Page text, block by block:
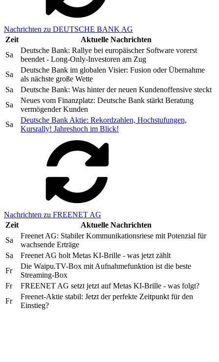
Nachrichten zu DEUTSCHE BANK AG
Zeit
Aktuelle Nachrichten
Sa
Deutsche Bank: Rallye bei europäischer Software vorerst
beendet - Long-Only-Investoren am Zug
Sa
Deutsche Bank im globalen Visier: Fusion oder Übernahme
als nächste große Wette
Sa
Deutsche Bank: Was hinter der neuen Kundenoffensive steckt
Sa
Neues vom Finanzplatz: Deutsche Bank stärkt Beratung
vermögender Kunden
Sa
Deutsche Bank Aktie: Rekordzahlen, Hochstufungen,
Kursrally! Jahreshoch im Blick!
Nachrichten zu FREENET AG
Zeit
Aktuelle Nachrichten
Sa
Freenet AG: Stabiler Kommunikationsriese mit Potenzial für
wachsende Erträge
Sa
Freenet AG holt Metas KI-Brille - was jetzt zählt
Fr
Die Waipu.TV-Box mit Aufnahmefunktion ist die beste
Streaming-Box
Fr
FREENET AG setzt jetzt auf Metas KI-Brille - was folgt?
Fr
Freenet-Aktie stabil: Jetzt der perfekte Zeitpunkt für den
Einstieg?